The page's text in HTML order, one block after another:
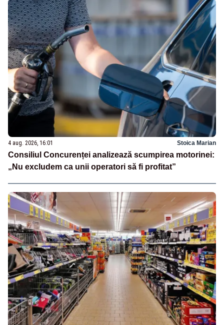
4 aug. 2026, 16:01 Stoica Marian
Consiliul Concurenței analizează scumpirea motorinei:
„Nu excludem ca unii operatori să fi profitat”